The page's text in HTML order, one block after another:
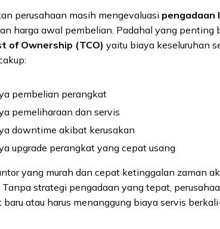
perusahaan masih mengevaluasi pengadaan
harga awal pembelian. Padahal yang penting
of Ownership (TCO) yaitu biaya keseluruhan
pembelian perangkat
pemeliharaan dan servis
downtime akibat kerusakan
upgrade perangkat yang cepat usang
yang murah dan cepat ketinggalan zaman
Tanpa strategi pengadaan yang tepat,
baru atau harus menanggung biaya servis